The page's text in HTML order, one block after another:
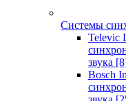
Системы
Televic
звука
Bosch